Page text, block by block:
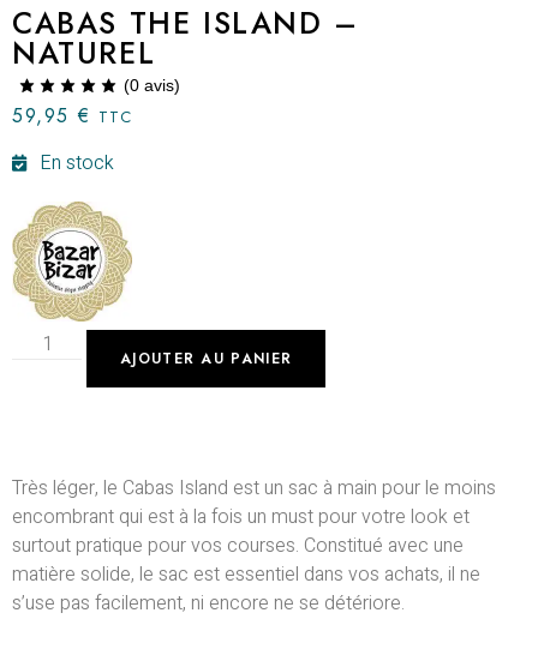
CABAS THE ISLAND –
NATUREL
(0 avis)
59,95€ TTC
En stock
AJOUTER AU PANIER
Très léger, le Cabas Island est un sac à main pour le moins
encombrant qui est à la fois un must pour votre look et
surtout pratique pour vos courses. Constitué avec une
matière solide, le sac est essentiel dans vos achats, il ne
s’use pas facilement, ni encore ne se détériore.